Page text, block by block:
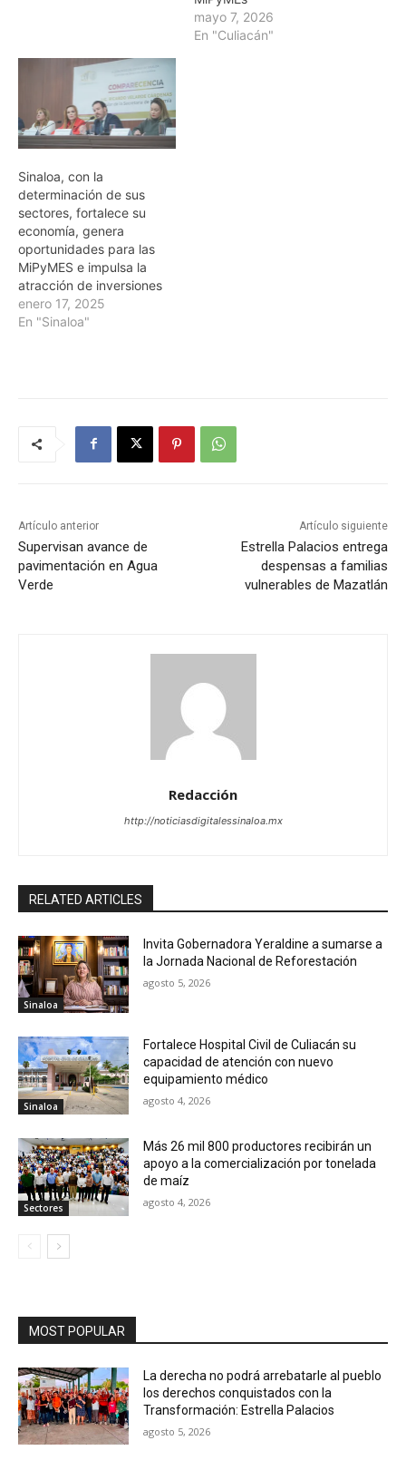
mayo 7, 2026
En "Culiacán"
Sinaloa, con la
determinación de sus
sectores, fortalece su
economía, genera
oportunidades para las
MiPyMES e impulsa la
atracción de inversiones
enero 17, 2025
En "Sinaloa"
Artículo anterior
Supervisan avance de
pavimentación en Agua
Verde
Artículo siguiente
Estrella Palacios entrega
despensas a familias
vulnerables de Mazatlán
Redacción
http://noticiasdigitalessinaloa.mx
RELATED ARTICLES
Sinaloa
Invita Gobernadora Yeraldine a sumarse a
la Jornada Nacional de Reforestación
agosto 5, 2026
Sinaloa
Fortalece Hospital Civil de Culiacán su
capacidad de atención con nuevo
equipamiento médico
agosto 4, 2026
Sectores
Más 26 mil 800 productores recibirán un
apoyo a la comercialización por tonelada
de maíz
agosto 4, 2026
MOST POPULAR
La derecha no podrá arrebatarle al pueblo
los derechos conquistados con la
Transformación: Estrella Palacios
agosto 5, 2026